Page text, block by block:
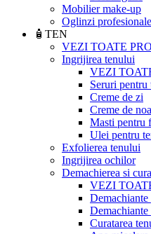
Mobilier make-up
Oglinzi profesionale
🧴TEN
VEZI TOATE
Ingrijirea tenului
VEZI
Seruri pentru
Creme de zi
Creme de
Masti pentru
Ulei pentru
Exfolierea tenului
Ingrijirea ochilor
Demachierea si
VEZI
Demachiante
Curatarea